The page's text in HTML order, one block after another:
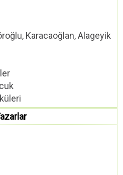
Karacaoğlan, Alageyik